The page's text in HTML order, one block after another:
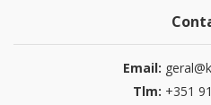
Email:
Tlm: +351